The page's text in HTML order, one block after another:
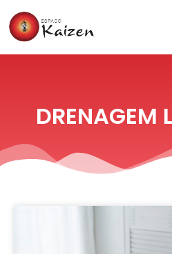
DRENAGEM